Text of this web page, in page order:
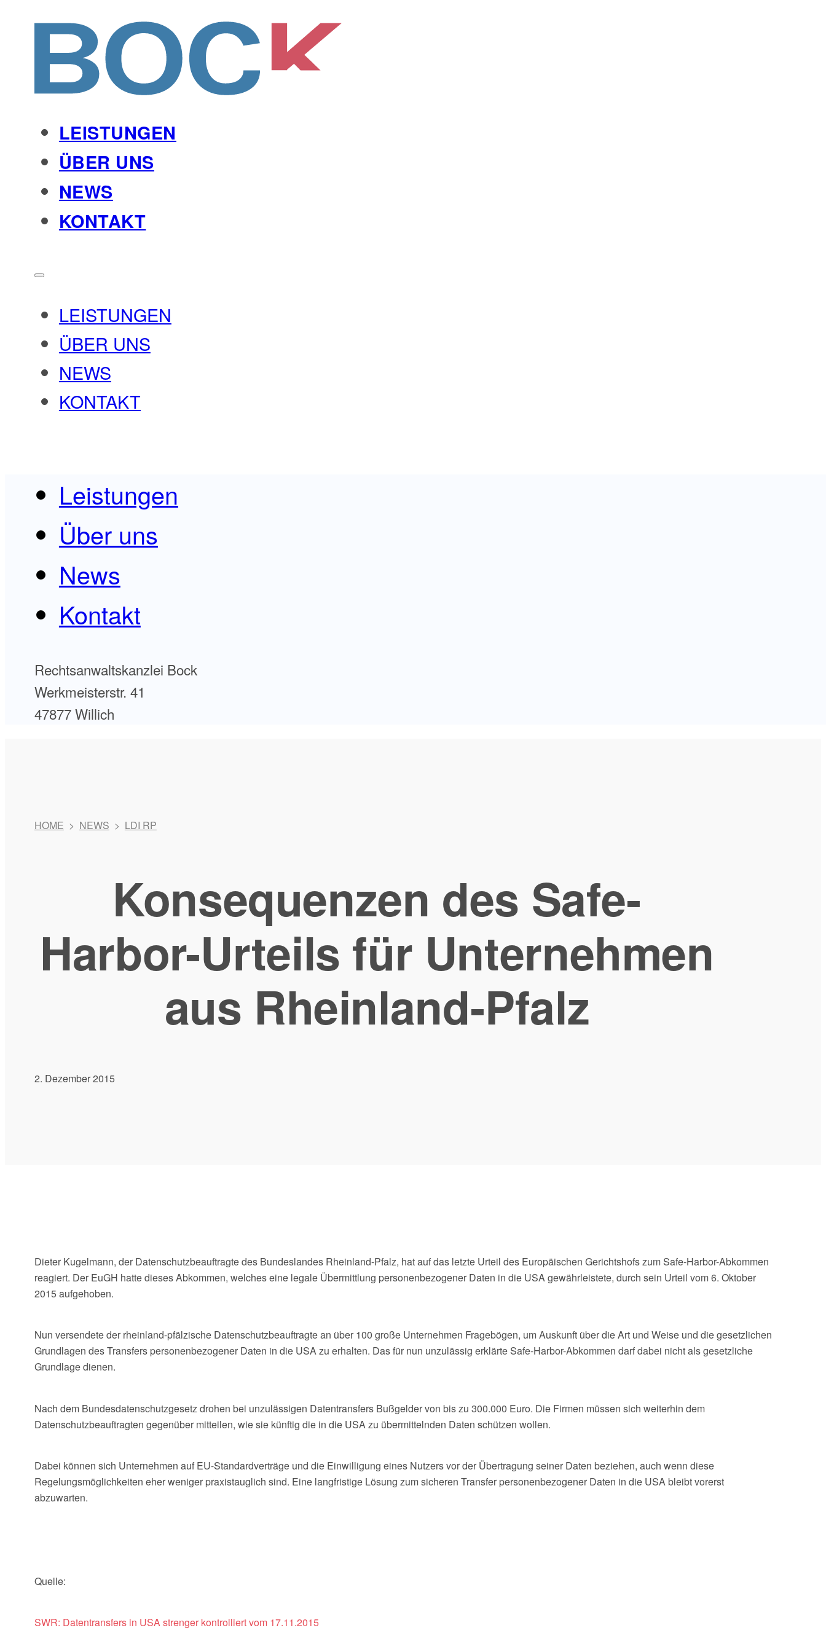
LEISTUNGEN
ÜBER UNS
NEWS
KONTAKT
LEISTUNGEN
ÜBER UNS
NEWS
KONTAKT
Leistungen
Über uns
News
Kontakt
Rechtsanwaltskanzlei Bock
Werkmeisterstr. 41
47877 Willich
HOME > NEWS > LDI RP
Konsequenzen des Safe-
Harbor-Urteils für Unternehmen
aus Rheinland-Pfalz
2. Dezember 2015
Dieter Kugelmann, der Datenschutzbeauftragte des Bundeslandes Rheinland-Pfalz, hat auf das letzte Urteil des Europäischen Gerichtshofs zum Safe-Harbor-Abkommen
reagiert. Der EuGH hatte dieses Abkommen, welches eine legale Übermittlung personenbezogener Daten in die USA gewährleistete, durch sein Urteil vom 6. Oktober
2015 aufgehoben.
Nun versendete der rheinland-pfälzische Datenschutzbeauftragte an über 100 große Unternehmen Fragebögen, um Auskunft über die Art und Weise und die gesetzlichen
Grundlagen des Transfers personenbezogener Daten in die USA zu erhalten. Das für nun unzulässig erklärte Safe-Harbor-Abkommen darf dabei nicht als gesetzliche
Grundlage dienen.
Nach dem Bundesdatenschutzgesetz drohen bei unzulässigen Datentransfers Bußgelder von bis zu 300.000 Euro. Die Firmen müssen sich weiterhin dem
Datenschutzbeauftragten gegenüber mitteilen, wie sie künftig die in die USA zu übermittelnden Daten schützen wollen.
Dabei können sich Unternehmen auf EU-Standardverträge und die Einwilligung eines Nutzers vor der Übertragung seiner Daten beziehen, auch wenn diese
Regelungsmöglichkeiten eher weniger praxistauglich sind. Eine langfristige Lösung zum sicheren Transfer personenbezogener Daten in die USA bleibt vorerst
abzuwarten.
Quelle:
SWR: Datentransfers in USA strenger kontrolliert vom 17.11.2015